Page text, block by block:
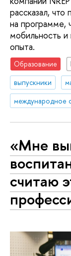
рассказал, что
на программе,
мобильность и
опыта.
Образование
выпускники
международное
«Мне
считаю